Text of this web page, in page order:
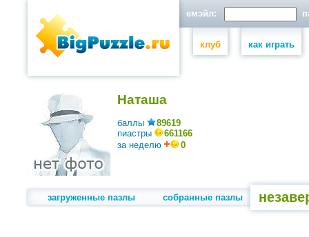
емэйл:
клуб как играть
Наташа
баллы
89619
пиастры
661166
за неделю
0
загруженные пазлы собранные пазлы